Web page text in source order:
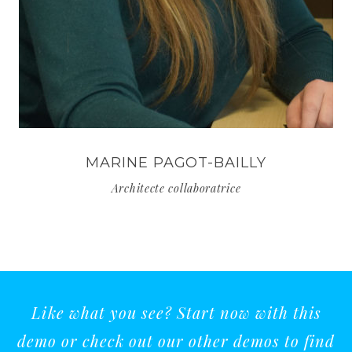
MARINE PAGOT-BAILLY
Architecte collaboratrice
Like what you see? Start now with this
demo or check out our other demos to find